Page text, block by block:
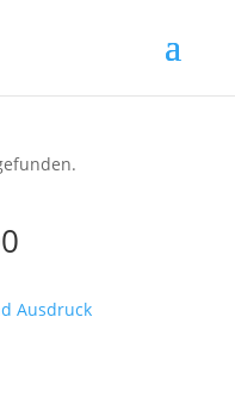
Ausdruck